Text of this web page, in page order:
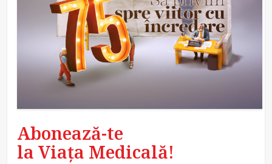
Abonează-te
la Viața Medicală!